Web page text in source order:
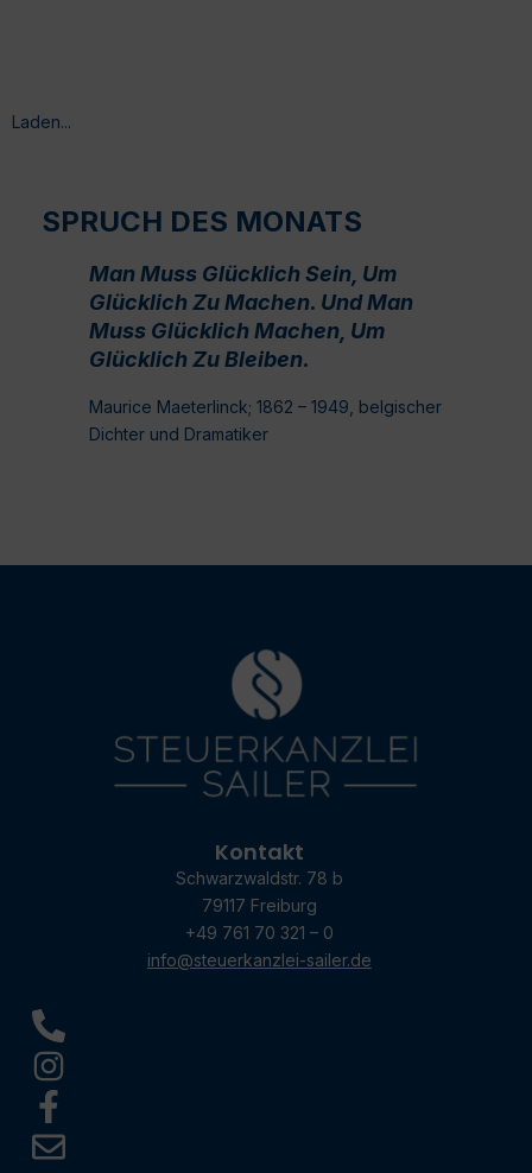
Laden...
SPRUCH DES MONATS
Man Muss Glücklich Sein, Um
Glücklich Zu Machen. Und Man
Muss Glücklich Machen, Um
Glücklich Zu Bleiben.
Maurice Maeterlinck; 1862 – 1949, belgischer
Dichter und Dramatiker
Kontakt
Schwarzwaldstr. 78 b
79117 Freiburg
+49 761 70 321 – 0
info@steuerkanzlei-sailer.de